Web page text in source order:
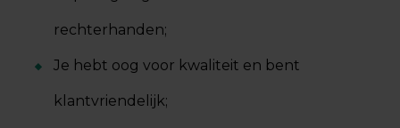
rechterhanden;
Je hebt oog voor kwaliteit en bent
klantvriendelijk;